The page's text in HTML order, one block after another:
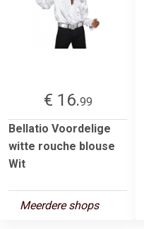
€ 16.99
Bellatio Voordelige
witte rouche blouse
Wit
Meerdere shops